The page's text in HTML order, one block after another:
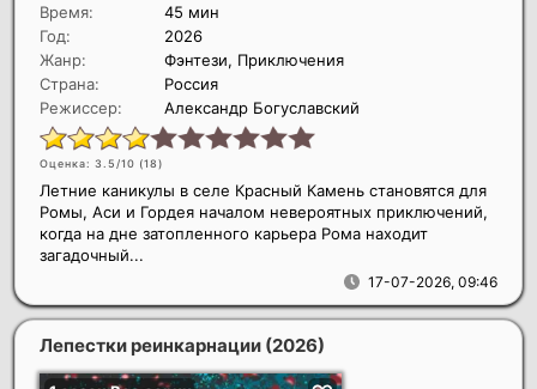
Время:
45 мин
Год:
2026
Жанр:
Фэнтези, Приключения
Страна:
Россия
Режиссер:
Александр Богуславский
Оценка: 3.5/10 (18)
17-07-2026, 09:46
Летние каникулы в селе Красный Камень становятся для
Ромы, Аси и Гордея началом невероятных приключений,
когда на дне затопленного карьера Рома находит
загадочный...
Лепестки реинкарнации (2026)